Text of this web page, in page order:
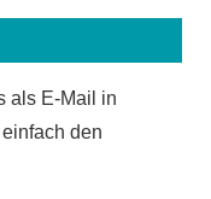
als E-Mail in
den